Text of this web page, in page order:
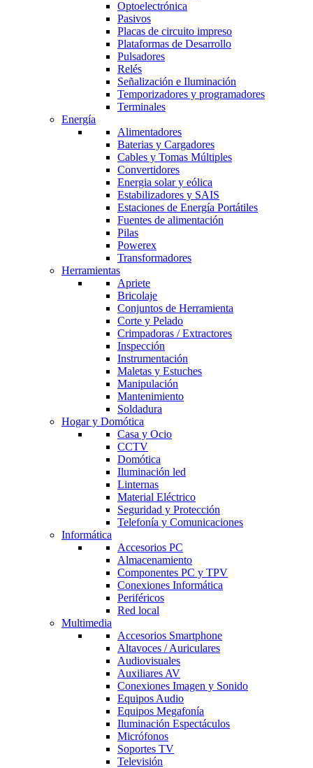
Optoelectrónica
Pasivos
Placas de circuito impreso
Plataformas de Desarrollo
Pulsadores
Relés
Señalización e Iluminación
Temporizadores y programadores
Terminales
Energía
Alimentadores
Baterias y Cargadores
Cables y Tomas Múltiples
Convertidores
Energia solar y eólica
Estabilizadores y SAIS
Estaciones de Energía Portátiles
Fuentes de alimentación
Pilas
Powerex
Transformadores
Herramientas
Apriete
Bricolaje
Conjuntos de Herramienta
Corte y Pelado
Crimpadoras / Extractores
Inspección
Instrumentación
Maletas y Estuches
Manipulación
Mantenimiento
Soldadura
Hogar y Domótica
Casa y Ocio
CCTV
Domótica
Iluminación led
Linternas
Material Eléctrico
Seguridad y Protección
Telefonía y Comunicaciones
Informática
Accesorios PC
Almacenamiento
Componentes PC y TPV
Conexiones Informática
Periféricos
Red local
Multimedia
Accesorios Smartphone
Altavoces / Auriculares
Audiovisuales
Auxiliares AV
Conexiones Imagen y Sonido
Equipos Audio
Equipos Megafonía
Iluminación Espectáculos
Micrófonos
Soportes TV
Televisión